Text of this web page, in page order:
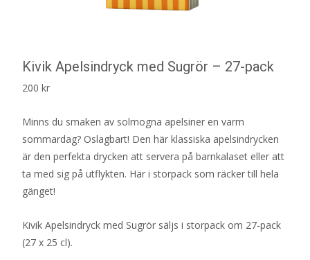
Kivik Apelsindryck med Sugrör – 27-pack
200 kr
Minns du smaken av solmogna apelsiner en varm
sommardag? Oslagbart! Den här klassiska apelsindrycken
är den perfekta drycken att servera på barnkalaset eller att
ta med sig på utflykten. Här i storpack som räcker till hela
gänget!
Kivik Apelsindryck med Sugrör säljs i storpack om 27-pack
(27 x 25 cl).